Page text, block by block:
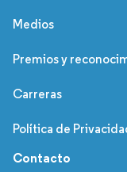
Medios
Premios y
Carreras
Política de
Contacto